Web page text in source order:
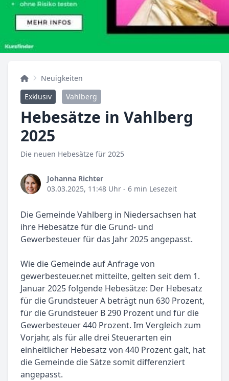
Neuigkeiten
Exklusiv
Vahlberg
Hebesätze in Vahlberg
2025
Die neuen Hebesätze für 2025
Johanna Richter
03.03.2025, 11:48 Uhr - 6 min Lesezeit
Die Gemeinde Vahlberg in Niedersachsen hat
ihre Hebesätze für die Grund- und
Gewerbesteuer für das Jahr 2025 angepasst.
Wie die Gemeinde auf Anfrage von
gewerbesteuer.net mitteilte, gelten seit dem 1.
Januar 2025 folgende Hebesätze: Der Hebesatz
für die Grundsteuer A beträgt nun 630 Prozent,
für die Grundsteuer B 290 Prozent und für die
Gewerbesteuer 440 Prozent. Im Vergleich zum
Vorjahr, als für alle drei Steuerarten ein
einheitlicher Hebesatz von 440 Prozent galt, hat
die Gemeinde die Sätze somit differenziert
angepasst.